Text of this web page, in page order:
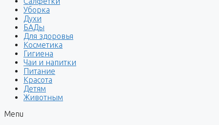
Уборка
Духи
БАДы
Для здоровья
Косметика
Гигиена
Чаи и напитки
Питание
Красота
Детям
Животным
Menu